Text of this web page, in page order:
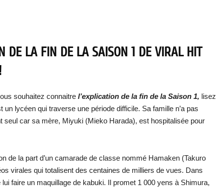
DE LA FIN DE LA SAISON 1 DE VIRAL HIT
souhaitez connaitre l’explication de la fin de la Saison 1, lisez
lycéen qui traverse une période difficile. Sa famille n’a pas
seul car sa mère, Miyuki (Mieko Harada), est hospitalisée pour
de la part d’un camarade de classe nommé Hamaken (Takuro
virales qui totalisent des centaines de milliers de vues. Dans
lui faire un maquillage de kabuki. Il promet 1 000 yens à Shimura,